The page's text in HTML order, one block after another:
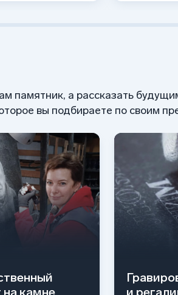
памятник, а рассказать
вы подбираете по своим
на камне
и